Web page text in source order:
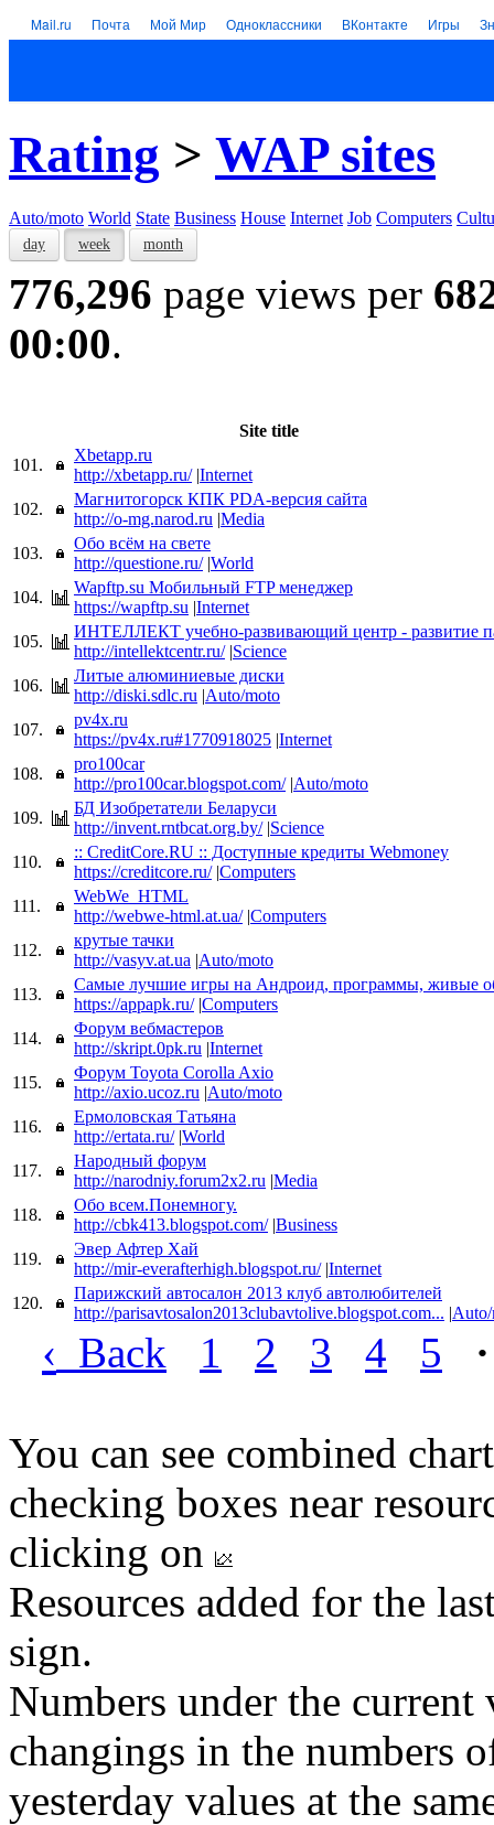
Mail.ru Почта Мой Мир Одноклассники ВКонтакте Игры
Rating > WAP sites
Auto/moto World State Business House Internet Job Computers
day week month
776,296 page views per
00:00.
Site title
101.
Xbetapp.ru
http://xbetapp.ru/ |Internet
102.
Магнитогорск КПК PDA-версия сайта
http://o-mg.narod.ru |Media
103.
Обо всём на свете
http://questione.ru/ |World
104.
Wapftp.su Мобильный FTP менеджер
https://wapftp.su |Internet
105.
ИНТЕЛЛЕКТ учебно-развивающий центр - развитие
http://intellektcentr.ru/ |Science
106.
Литые алюминиевые диски
http://diski.sdlc.ru |Auto/moto
107.
pv4x.ru
https://pv4x.ru#1770918025 |Internet
108.
pro100car
http://pro100car.blogspot.com/ |Auto/moto
109.
БД Изобретатели Беларуси
http://invent.rntbcat.org.by/ |Science
110.
:: CreditCore.RU :: Доступные кредиты Webmoney
https://creditcore.ru/ |Computers
111.
WebWe_HTML
http://webwe-html.at.ua/ |Computers
112.
крутые тачки
http://vasyv.at.ua |Auto/moto
113.
Самые лучшие игры на Андроид, программы, живые
https://appapk.ru/ |Computers
114.
Форум вебмастеров
http://skript.0pk.ru |Internet
115.
Форум Toyota Corolla Axio
http://axio.ucoz.ru |Auto/moto
116.
Ермоловская Татьяна
http://ertata.ru/ |World
117.
Народный форум
http://narodniy.forum2x2.ru |Media
118.
Обо всем.Понемногу.
http://cbk413.blogspot.com/ |Business
119.
Эвер Афтер Хай
http://mir-everafterhigh.blogspot.ru/ |Internet
120.
Парижский автосалон 2013 клуб автолюбителей
http://parisavtosalon2013clubavtolive.blogspot.com... |
‹ Back 1 2 3 4 5
You can see combined
checking boxes near
clicking on
Resources added for the
sign.
Numbers under the
changings in the numbers
yesterday values at the